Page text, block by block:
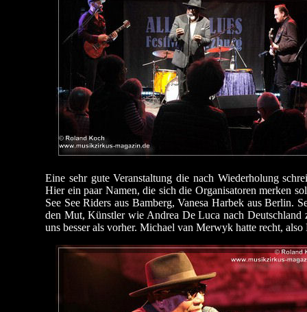
Eine sehr gute Veranstaltung die nach Wiederholung
Hier ein paar Namen, die sich die Organisatoren merken
See See Riders aus Bamberg, Vanesa Harbek aus Berlin.
den Mut, Künstler wie Andrea De Luca nach
uns besser als vorher. Michael van Merwyk hatte recht,